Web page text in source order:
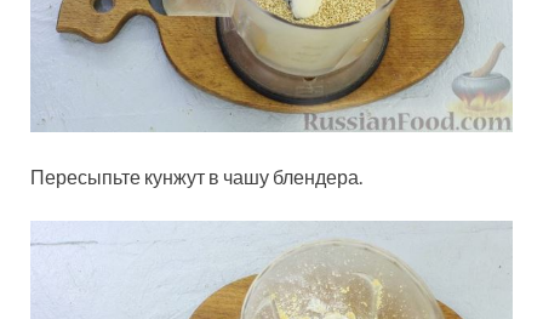
Пересыпьте кунжут в чашу блендера.